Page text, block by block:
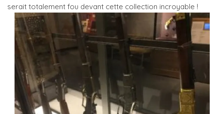
serait totalement fou devant cette collection incroyable !